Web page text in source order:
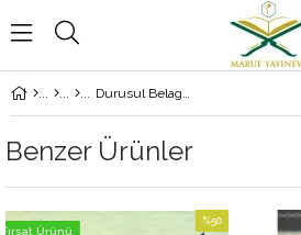
Durusul Belaga - دروس البلاغة
Benzer Ürünler